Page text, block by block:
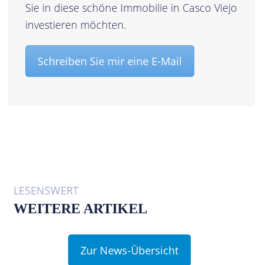
Sie in diese schöne Immobilie in Casco Viejo
investieren möchten.
Schreiben Sie mir eine E-Mail
LESENSWERT
WEITERE ARTIKEL
Zur News-Übersicht